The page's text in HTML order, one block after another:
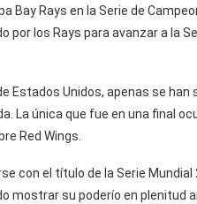
Rays en la Serie de
los Rays para avanzar a la
Estados Unidos, apenas se
única que fue en una final
Red Wings.
con el título de la Serie Mundial
mostrar su poderío en plenitud